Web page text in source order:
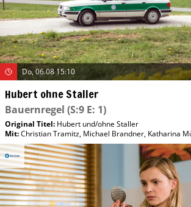
Do, 06.08 15:10
Hubert ohne Staller
Bauernregel (S:9 E: 1)
Original Titel: Hubert und/​ohne Staller
Mit:Christian Tramitz, Michael Brandner, Katharina